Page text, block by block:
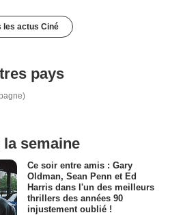
les actus Ciné
pays
la semaine
Ce soir entre amis : Gary
Oldman, Sean Penn et Ed
Harris dans l'un des meilleurs
thrillers des années 90
injustement oublié !